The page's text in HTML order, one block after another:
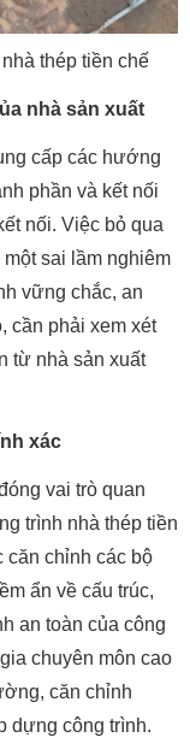
thép tiền chế
nhà sản xuất
cấp các hướng
phần và kết nối
nối. Việc bỏ qua
sai lầm nghiêm
vững chắc, an
cần phải xem xét
từ nhà sản xuất
xác
vai trò quan
trình nhà thép tiền
căn chỉnh các bộ
ẩn về cấu trúc,
an toàn của công
chuyên môn cao
căn chỉnh
dựng công trình.